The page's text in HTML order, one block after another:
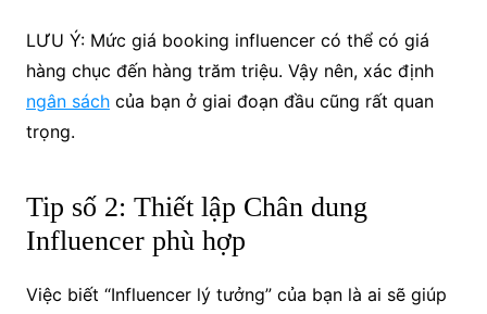
LƯU Ý: Mức giá booking influencer có thể có giá
hàng chục đến hàng trăm triệu. Vậy nên, xác định
ngân sáchcủa bạn ở giai đoạn đầu cũng rất quan
trọng.
Tip số 2: Thiết lập Chân dung
Influencer phù hợp
Việc biết “Influencer lý tưởng” của bạn là ai sẽ giúp